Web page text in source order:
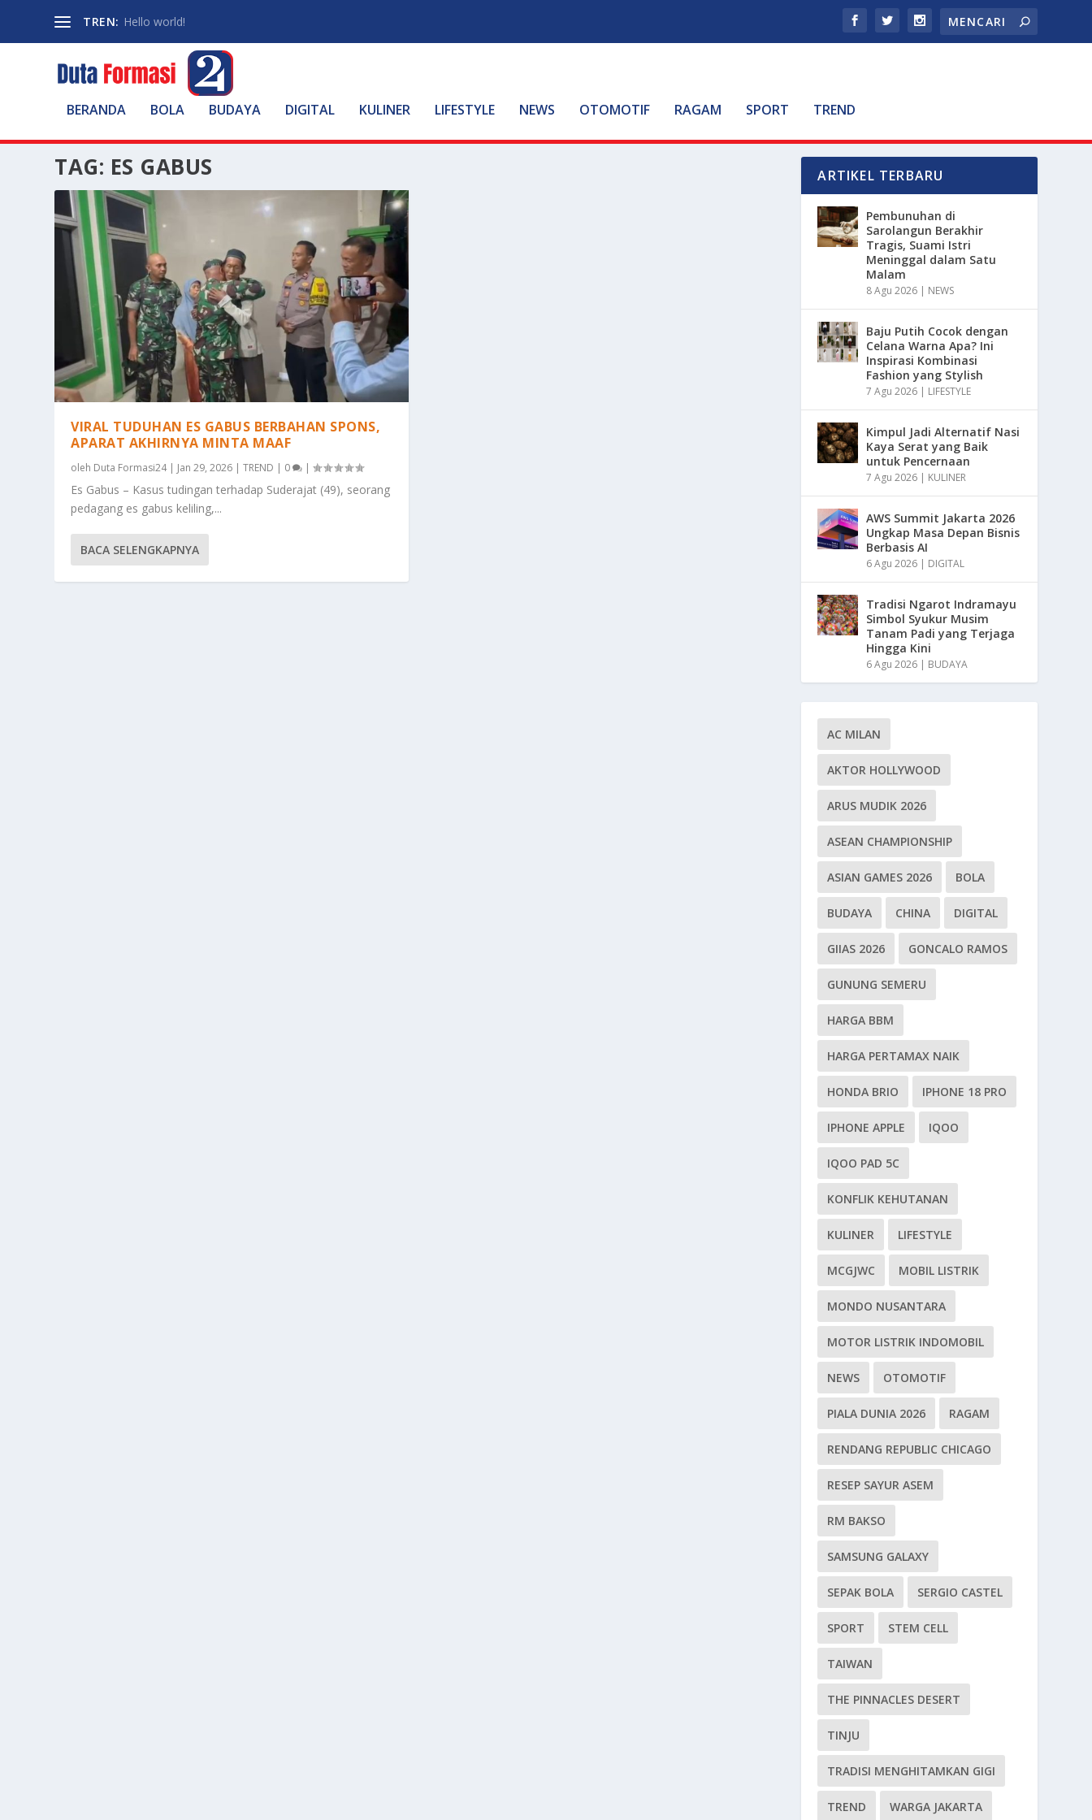
TREN: Hello world!
BERANDA BOLA BUDAYA DIGITAL KULINER LIFESTYLE NEWS OTOMOTIF RAGAM SPORT TREND
TAG: ES GABUS
VIRAL TUDUHAN ES GABUS BERBAHAN SPONS,
APARAT AKHIRNYA MINTA MAAF
oleh Duta Formasi24| Jan 29, 2026 |TREND | 0 |
Es Gabus – Kasus tudingan terhadap Suderajat (49), seorang
pedagang es gabus keliling,...
BACA SELENGKAPNYA
ARTIKEL TERBARU
Pembunuhan di
Sarolangun Berakhir
Tragis, Suami Istri
Meninggal dalam Satu
Malam
8 Agu 2026 | NEWS
Baju Putih Cocok dengan
Celana Warna Apa? Ini
Inspirasi Kombinasi
Fashion yang Stylish
7 Agu 2026 | LIFESTYLE
Kimpul Jadi Alternatif Nasi
Kaya Serat yang Baik
untuk Pencernaan
7 Agu 2026 | KULINER
AWS Summit Jakarta 2026
Ungkap Masa Depan Bisnis
Berbasis AI
6 Agu 2026 | DIGITAL
Tradisi Ngarot Indramayu
Simbol Syukur Musim
Tanam Padi yang Terjaga
Hingga Kini
6 Agu 2026 | BUDAYA
AC MILAN
AKTOR HOLLYWOOD
ARUS MUDIK 2026
ASEAN CHAMPIONSHIP
ASIAN GAMES 2026 BOLA
BUDAYA CHINA DIGITAL
GIIAS 2026 GONCALO RAMOS
GUNUNG SEMERU
HARGA BBM
HARGA PERTAMAX NAIK
HONDA BRIO IPHONE 18 PRO
IPHONE APPLE IQOO
IQOO PAD 5C
KONFLIK KEHUTANAN
KULINER LIFESTYLE
MCGJWC MOBIL LISTRIK
MONDO NUSANTARA
MOTOR LISTRIK INDOMOBIL
NEWS OTOMOTIF
PIALA DUNIA 2026 RAGAM
RENDANG REPUBLIC CHICAGO
RESEP SAYUR ASEM
RM BAKSO
SAMSUNG GALAXY
SEPAK BOLA SERGIO CASTEL
SPORT STEM CELL
TAIWAN
THE PINNACLES DESERT
TINJU
TRADISI MENGHITAMKAN GIGI
TREND WARGA JAKARTA